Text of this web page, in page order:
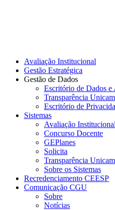
Avaliação Institucional
Gestão Estratégica
Gestão de Dados
Escritório de Dados
Transparência
Escritório de
Sistemas
Avaliação Institucional
Concurso Docente
GEPlanes
Solicita
Transparência
Sobre os Sistemas
Recredenciamento CEESP
Comunicação CGU
Sobre
Notícias